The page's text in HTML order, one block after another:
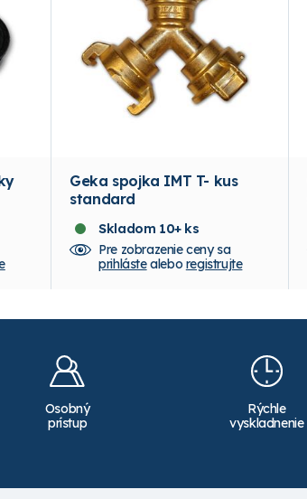
Geka spojka IMT T- kus
standard
Skladom 10+ ks
Pre zobrazenie ceny sa
prihlástealebo registrujte
Osobný
prístup
Rýchle
vyskladnenie